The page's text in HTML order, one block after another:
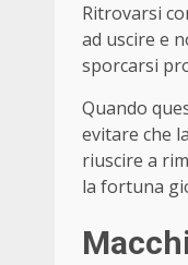
Ritrovarsi
ad uscire e
sporcarsi
Quando
evitare che
riuscire a
la fortuna